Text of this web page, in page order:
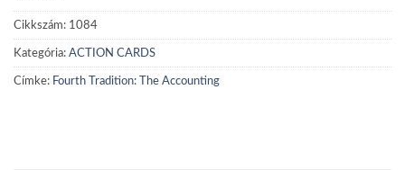
Cikkszám: 1084
Kategória: ACTION CARDS
Címke: Fourth Tradition: The Accounting